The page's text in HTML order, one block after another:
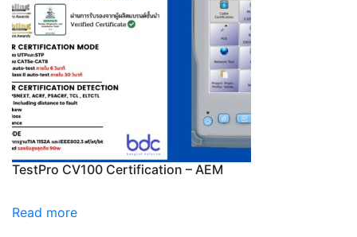
TestPro CV100 Certification – AEM
Read more